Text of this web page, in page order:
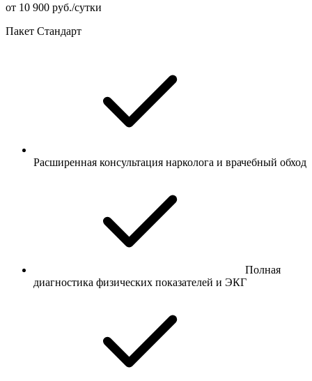
от 10 900 руб./сутки
Пакет Стандарт
Расширенная консультация нарколога и врачебный обход
Полная
диагностика физических показателей и ЭКГ